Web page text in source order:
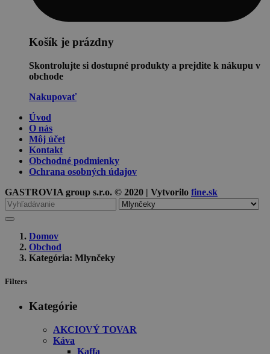
Košík je prázdny
Skontrolujte si dostupné produkty a prejdite k nákupu v
obchode
Nakupovať
Úvod
O nás
Môj účet
Kontakt
Obchodné podmienky
Ochrana osobných údajov
GASTROVIA group s.r.o. © 2020 | Vytvorilo fine.sk
Vyhľadávanie
pre
Domov
Obchod
Kategória: Mlynčeky
Filters
Kategórie
AKCIOVÝ TOVAR
Káva
Kaffa